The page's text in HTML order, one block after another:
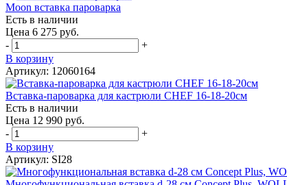
Moon вставка пароварка
Есть в наличии
Цена 6 275 руб.
-
+
В корзину
Артикул: 12060164
Вставка-пароварка для кастрюли CHEF 16-18-20см
Есть в наличии
Цена 12 990 руб.
-
+
В корзину
Артикул: SI28